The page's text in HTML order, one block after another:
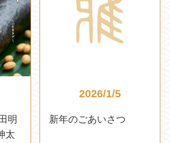
明
太
2026/1/5
新年のごあいさつ